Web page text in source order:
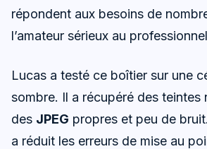
répondent aux besoins de
l’amateur sérieux au
Lucas a testé ce boîtier sur une
sombre. Il a récupéré des teintes
des JPEG propres et peu de
a réduit les erreurs de mise au